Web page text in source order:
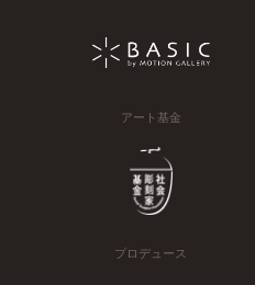
アート基金
プロデュース